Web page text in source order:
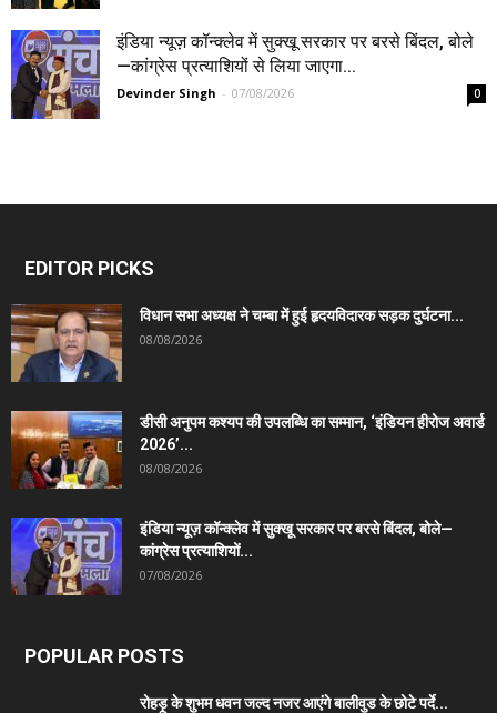
इंडिया न्यूज़ कॉन्क्लेव में सुक्खू सरकार पर बरसे बिंदल, बोले
—कांग्रेस प्रत्याशियों से लिया जाएगा...
Devinder Singh - 07/08/2026 0
EDITOR PICKS
विधान सभा अध्यक्ष ने चम्बा में हुई हृदयविदारक सड़क दुर्घटना...
08/08/2026
डीसी अनुपम कश्यप की उपलब्धि का सम्मान, ‘इंडियन हीरोज अवार्ड
2026’...
08/08/2026
इंडिया न्यूज़ कॉन्क्लेव में सुक्खू सरकार पर बरसे बिंदल, बोले—
कांग्रेस प्रत्याशियों...
07/08/2026
POPULAR POSTS
रोहड़ू के शुभम धवन जल्द नजर आएंगे बालीवुड के छोटे पर्दे...